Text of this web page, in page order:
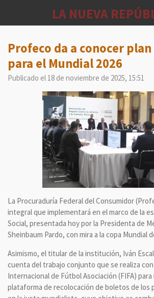
principal
LA NUEVA
Profeco da a conocer
para el Mundial 2026
Publicado el 18 de noviembre de 2025, 15:51
La Procuraduría Federal del Consumidor
integral que implementará en el marco de la
Social, presentada hoy por la Presidenta de
Sheinbaum Pardo, con mira a la copa Mundial
Asimismo, el titular de la institución, Iván
cuenta del trabajo conjunto que se realiza
Internacional de Fútbol Asociación (FIFA)
plataforma de recolocación de boletos de los